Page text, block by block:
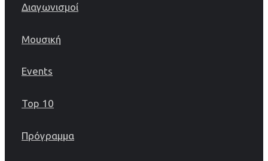
Διαγωνισμοί
Μουσική
Events
Top 10
Πρόγραμμα